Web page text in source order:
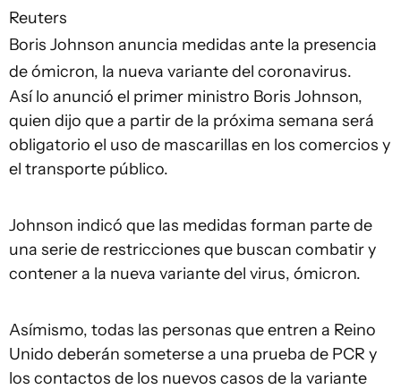
Reuters
Boris Johnson anuncia medidas ante la presencia
de ómicron, la nueva variante del coronavirus.
Así lo anunció el primer ministro Boris Johnson,
quien dijo que a partir de la próxima semana será
obligatorio el uso de mascarillas en los comercios y
el transporte público.
Johnson indicó que las medidas forman parte de
una serie de restricciones que buscan combatir y
contener a la nueva variante del virus, ómicron.
Asímismo, todas las personas que entren a Reino
Unido deberán someterse a una prueba de PCR y
los contactos de los nuevos casos de la variante